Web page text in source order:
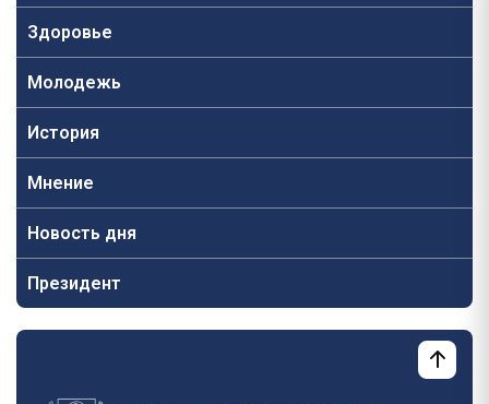
Здоровье
Молодежь
История
Мнение
Новость дня
Президент